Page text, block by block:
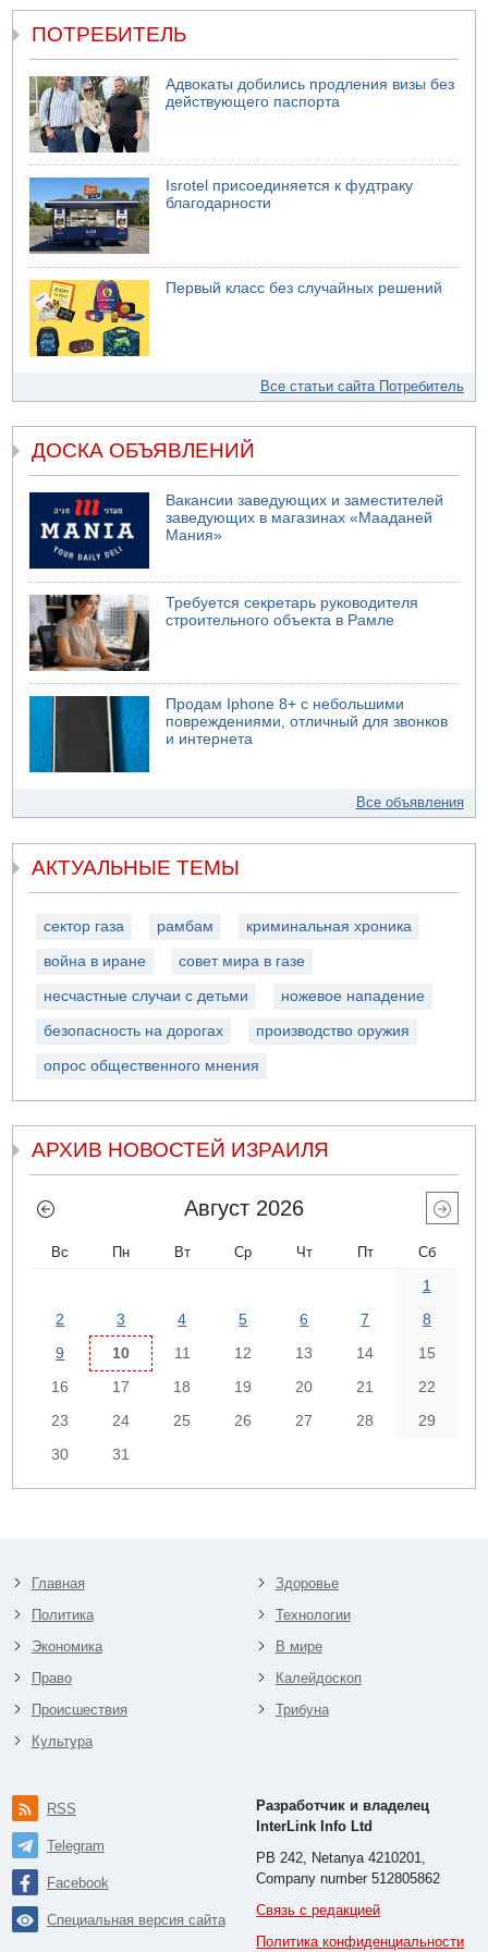
ПОТРЕБИТЕЛЬ
Адвокаты добились продления визы без
действующего паспорта
Isrotel присоединяется к фудтраку
благодарности
Первый класс без случайных решений
Все статьи сайта Потребитель
ДОСКА ОБЪЯВЛЕНИЙ
Вакансии заведующих и заместителей
заведующих в магазинах «Мааданей
Мания»
Требуется секретарь руководителя
строительного объекта в Рамле
Продам Iphone 8+ с небольшими
повреждениями, отличный для звонков
и интернета
Все объявления
АКТУАЛЬНЫЕ ТЕМЫ
сектор газа рамбам криминальная хроника
война в иране совет мира в газе
несчастные случаи с детьми ножевое нападение
безопасность на дорогах производство оружия
опрос общественного мнения
АРХИВ НОВОСТЕЙ ИЗРАИЛЯ
Август 2026
Вс Пн Вт Ср Чт Пт Сб
1
2
3 4 5 6 7
8
9
10 11 12 13 14
15
16
17 18 19 20 21
22
23
24 25 26 27 28
29
30
31
Главная
Политика
Экономика
Право
Происшествия
Культура
Здоровье
Технологии
В мире
Калейдоскоп
Трибуна
RSS
Telegram
Facebook
Специальная версия сайта
Разработчик и владелец
InterLink Info Ltd
PB 242, Netanya 4210201,
Company number 512805862
Связь с редакцией
Политика конфиденциальности